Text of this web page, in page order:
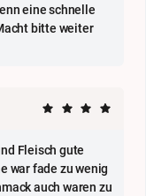
eine schnelle
bitte weiter
Fleisch gute
war fade zu wenig
auch waren zu